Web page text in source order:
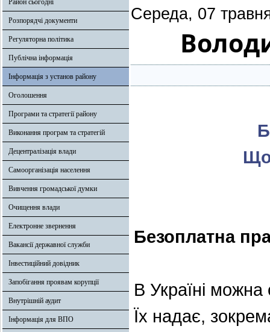
Район сьогодні
Розпорядчі документи
Регуляторна політика
Публічна інформація
Інформація з установ району
Оголошення
Програми та стратегії району
Виконання програм та стратегій
Децентралізація влади
Самоорганізація населення
Вивчення громадської думки
Очищення влади
Електронне звернення
Вакансії державної служби
Інвестиційний довідник
Запобігання проявам корупції
Внутрішній аудит
Інформація для ВПО
Середа, 07
Що
Безоплатна
В Україні
Їх надає,